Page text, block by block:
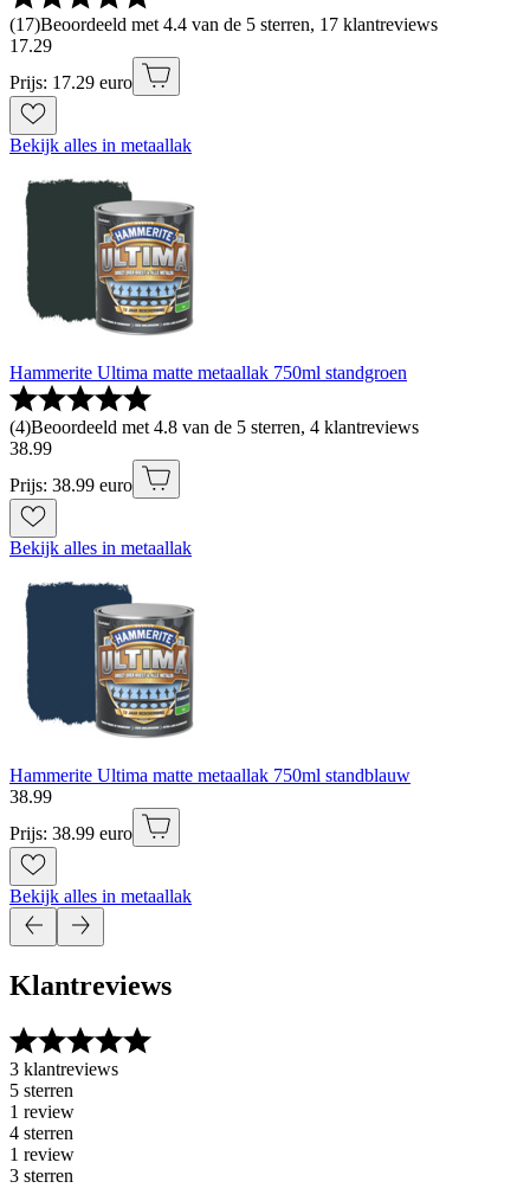
(17)Beoordeeld met 4.4 van de 5 sterren, 17 klantreviews
17.29
Prijs: 17.29 euro
Bekijk alles in metaallak
Hammerite Ultima matte metaallak 750ml standgroen
(4)Beoordeeld met 4.8 van de 5 sterren, 4 klantreviews
38.99
Prijs: 38.99 euro
Bekijk alles in metaallak
Hammerite Ultima matte metaallak 750ml standblauw
38.99
Prijs: 38.99 euro
Bekijk alles in metaallak
Klantreviews
3 klantreviews
5 sterren
1 review
4 sterren
1 review
3 sterren